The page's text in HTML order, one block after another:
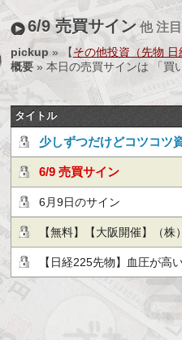
み
ん
な
の
お
金
儲
け
ア
ン
6/9 売買サイン 他 注
pickup » 【その他投資（先物
概要» 本日の売買サインは 「買
タイトル
少しずつだけどコツコツ
月利10％の投資手法！
6/9 売買サイン
6月9日のサイン
【無料】【大阪開催】（
ョン マンション投資法
【日経225先物】血圧が高